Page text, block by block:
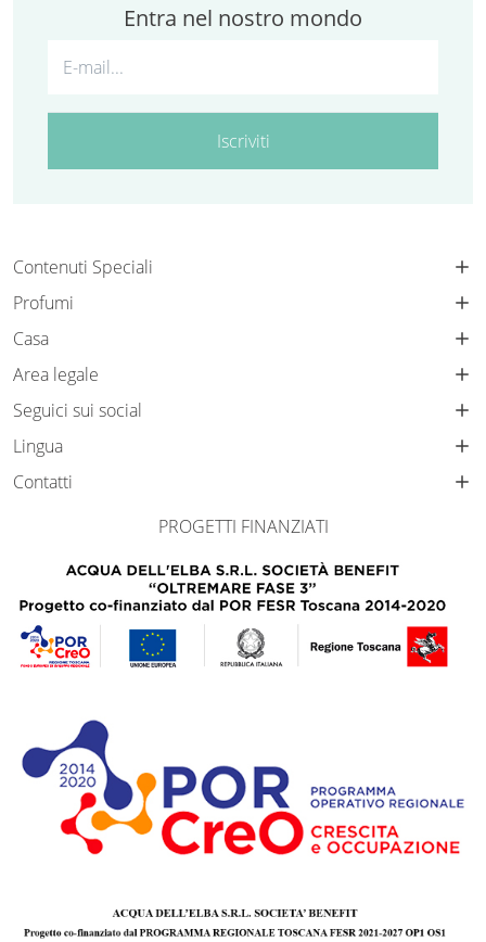
Entra nel nostro mondo
Iscriviti
Contenuti Speciali
Profumi
Casa
Area legale
Seguici sui social
Lingua
Contatti
PROGETTI FINANZIATI